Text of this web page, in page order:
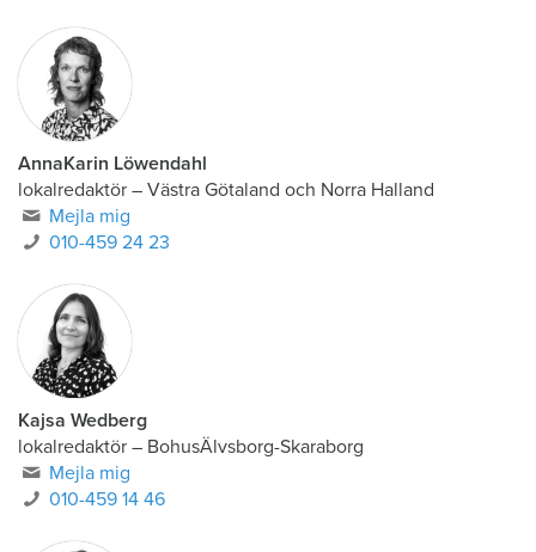
AnnaKarin Löwendahl
lokalredaktör – Västra Götaland och Norra Halland
Mejla mig
010-459 24 23
Kajsa Wedberg
lokalredaktör – BohusÄlvsborg-Skaraborg
Mejla mig
010-459 14 46